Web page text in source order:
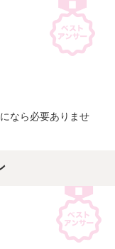
なら必要ありませ